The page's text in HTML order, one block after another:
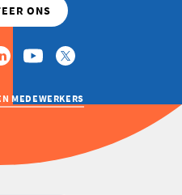
MEDEWERKERS